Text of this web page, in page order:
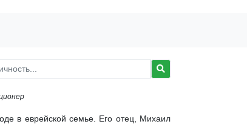
в еврейской семье. Его отец, Михаил